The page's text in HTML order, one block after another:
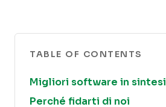
TABLE OF CONTENTS
Migliori software in sintesi
Perché fidarti di noi